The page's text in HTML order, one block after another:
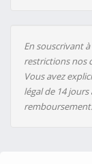
En souscrivant
restrictions nos
Vous avez
légal de 14
remboursement.